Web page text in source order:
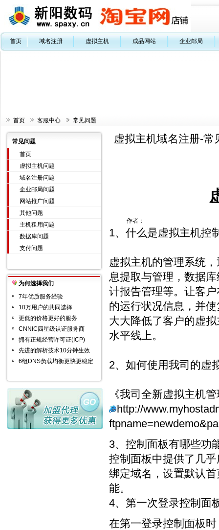
首页 域名注册 虚拟主机 成品网站 企业邮局
首页 客服中心 常见问题
常见问题
首页
虚拟主机问题
域名注册问题
企业邮局问题
网站推广问题
其他问题
主机租用问题
数据库问题
支付问题
为何选择我们
7年优质服务经验
10万用户的共同选择
更低的价格更好的服务
CNNIC四星级认证服务商
拥有正规经营许可证(ICP)
先进的解析技术10分钟生效
6组DNS负载均衡更快更稳定
虚拟主机域名注册-常
作者：
1、什么是虚拟主机控
虚拟主机的管理系统
息提取与管理，数据
计报告管理等。让客
的运行状况信息，并
大大降低了客户的虚
水平线上。
2、如何使用我司的虚
《我司全新虚拟主机
http://
3、控制面板有哪些功
控制面板中提供了几
绑定域名，设置默认
能。
4、第一次登录控制面
在第一登录控制面板